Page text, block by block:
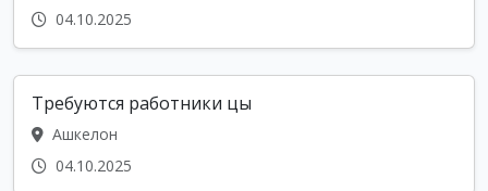
04.10.2025
Требуются работники цы
Ашкелон
04.10.2025